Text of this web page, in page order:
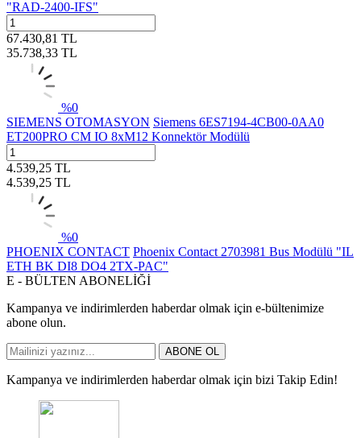
"RAD-2400-IFS"
67.430,81 TL
35.738,33 TL
%0
SIEMENS OTOMASYON Siemens 6ES7194-4CB00-0AA0
ET200PRO CM IO 8xM12 Konnektör Modülü
4.539,25 TL
4.539,25 TL
%0
PHOENIX CONTACT Phoenix Contact 2703981 Bus Modülü "IL
ETH BK DI8 DO4 2TX-PAC"
E - BÜLTEN ABONELİĞİ
Kampanya ve indirimlerden haberdar olmak için e-bültenimize
abone olun.
ABONE OL
Kampanya ve indirimlerden haberdar olmak için bizi Takip Edin!